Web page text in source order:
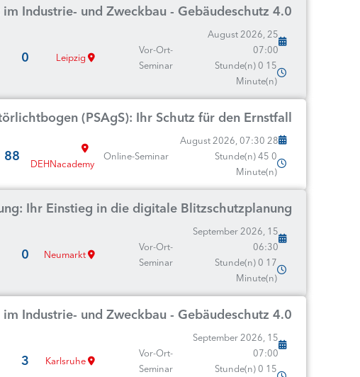
Industrie- und Zweckbau - Gebäudeschutz 4.0
25 August 2026,
07:00
15 Stunde(n) 0
Minute(n)
Vor-Ort-
Seminar
Leipzig
0
(PSAgS): Ihr Schutz für den Ernstfall
28 August 2026, 07:30
0 Stunde(n) 45
Minute(n)
Online-Seminar
DEHNacademy
88
Ihr Einstieg in die digitale Blitzschutzplanung
15 September 2026,
06:30
17 Stunde(n) 0
Minute(n)
Vor-Ort-
Seminar
Neumarkt
0
Industrie- und Zweckbau - Gebäudeschutz 4.0
15 September 2026,
07:00
15 Stunde(n) 0
Vor-Ort-
Seminar
Karlsruhe
3